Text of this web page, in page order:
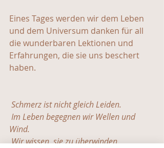
Eines Tages werden wir dem Leben
und dem Universum danken für all
die wunderbaren Lektionen und
Erfahrungen, die sie uns beschert
haben.
Schmerz ist nicht gleich Leiden.
Im Leben begegnen wir Wellen und
Wind.
Wir wissen, sie zu überwinden